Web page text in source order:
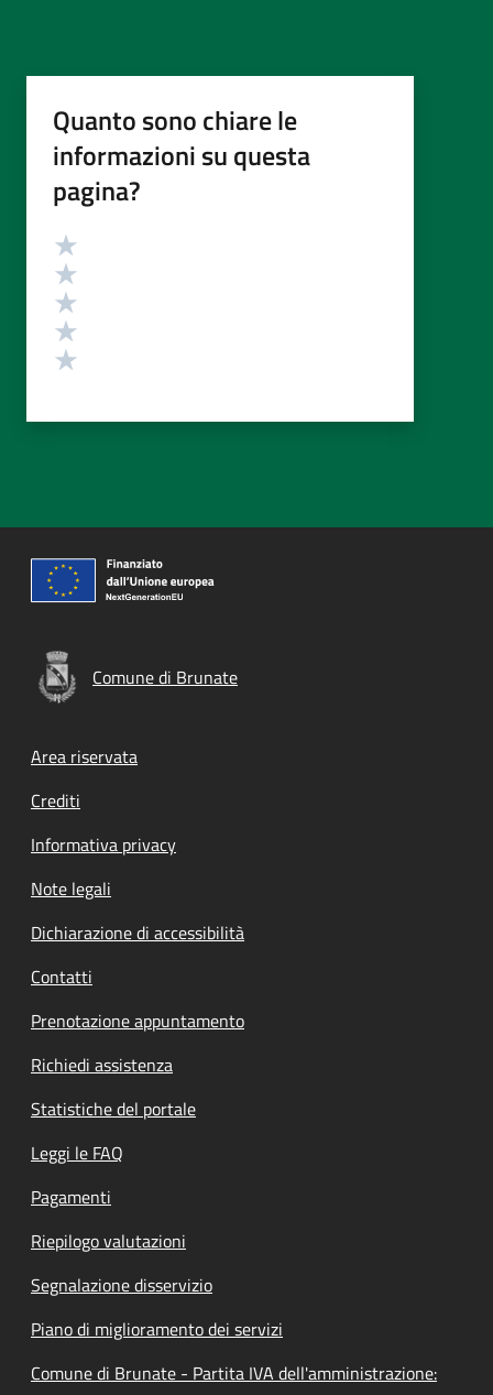
Quanto sono chiare le
informazioni su questa
pagina?
Valutazione
Comune di Brunate
Footer menu
Area riservata
Crediti
Informativa privacy
Note legali
Dichiarazione di accessibilità
Contatti
Prenotazione appuntamento
Richiedi assistenza
Statistiche del portale
Leggi le FAQ
Pagamenti
Riepilogo valutazioni
Segnalazione disservizio
Piano di miglioramento dei servizi
Comune di Brunate - Partita IVA dell'amministrazione: